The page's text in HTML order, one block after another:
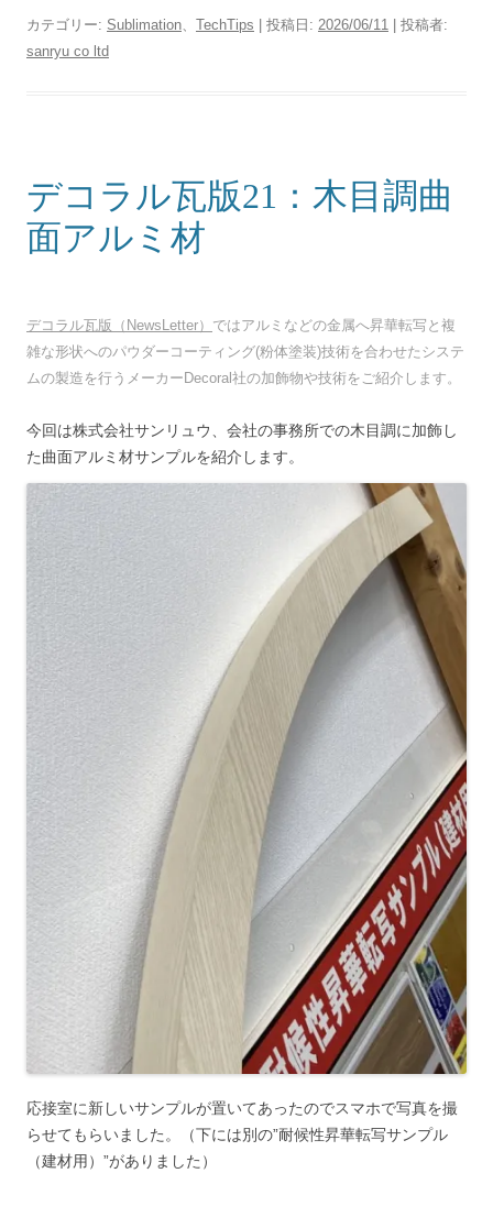
カテゴリー: Sublimation、 TechTips | 投稿日: 2026/06/11
投稿者:
sanryu co ltd
デコラル瓦版21：木目調曲
面アルミ材
デコラル瓦版（NewsLetter） ではアルミなどの金属へ昇華転写と複
雑な形状へのパウダーコーティング(粉体塗装)技術を合わせたシステ
ムの製造を行うメーカーDecoral社の加飾物や技術をご紹介します。
今回は株式会社サンリュウ、会社の事務所での木目調に加飾し
た曲面アルミ材サンプルを紹介します。
応接室に新しいサンプルが置いてあったのでスマホで写真を撮
らせてもらいました。（下には別の”耐候性昇華転写サンプル
（建材用）”がありました）